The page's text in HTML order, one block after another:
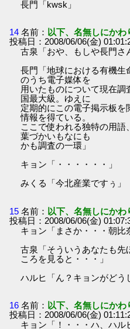
長門「kwsk」
14 名前： 以下、名無しにかわ
投稿日：2008/06/06(金)
古泉「おや、もしや長門さ
長門「地球における有機
のうち電子媒体を
用いたものについて現在
国最大級。ゆえに
定期的にこの電子掲示板を
情報を得ている。
ここで使われる独特の用
葉づかいもなにも
かも調査の一環」
キョン「・・・・・・」
みくる「今北産業ですぅ」
15 名前： 以下、名無しにかわ
投稿日：2008/06/06(金)
キョン「まさか・・・朝比
古泉「そういうあなたも先
ころを見ると・・・」
ハルヒ「ん？キョンがどう
16 名前： 以下、名無しにかわ
投稿日：2008/06/06(金)
キョン「！・・・ハ、ハル